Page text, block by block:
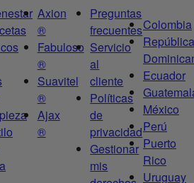
Axion
®
Fabuloso
®
Suavitel
®
Ajax
®
Preguntas
frecuentes
Servicio
al
cliente
Políticas
de
privacidad
Gestionar
mis
Colombia
República
Ecuador
México
Perú
Puerto
Rico
Uruguay